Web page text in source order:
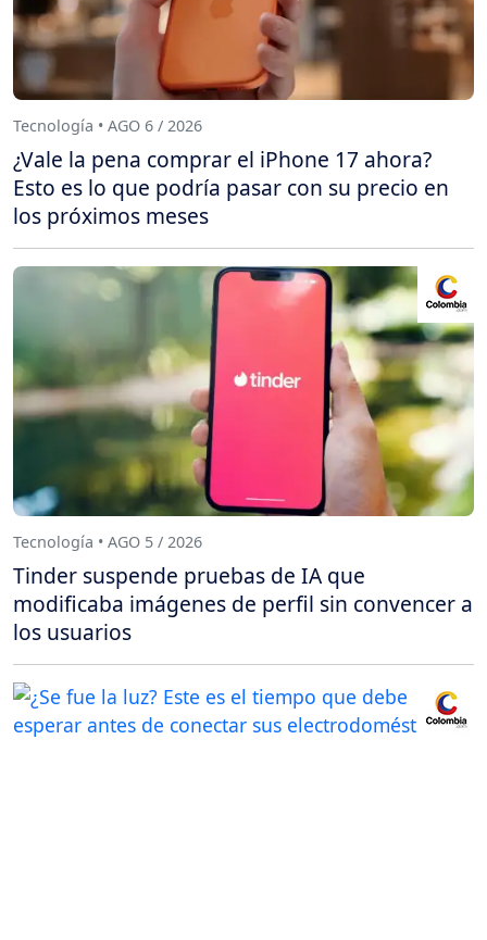
Tecnología • AGO 6 / 2026
¿Vale la pena comprar el iPhone 17 ahora?
Esto es lo que podría pasar con su precio en
los próximos meses
Tecnología • AGO 5 / 2026
Tinder suspende pruebas de IA que
modificaba imágenes de perfil sin convencer a
los usuarios